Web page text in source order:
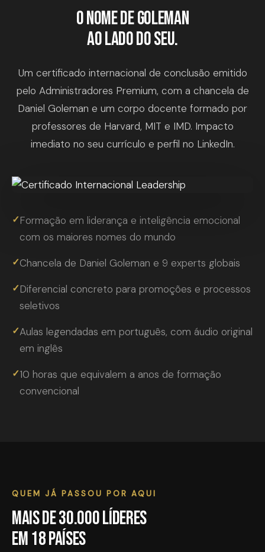
O nome de Goleman
ao lado do seu.
Um certificado internacional de conclusão emitido
pelo Administradores Premium, com a chancela de
Daniel Goleman e um corpo docente formado por
professores de Harvard, MIT e IMD. Impacto
imediato no seu currículo e perfil no LinkedIn.
✓Formação em liderança e inteligência emocional
com os maiores nomes do mundo
✓Chancela de Daniel Goleman e 9 experts globais
✓Diferencial concreto para promoções e processos
seletivos
✓Aulas legendadas em português, com áudio original
em inglês
✓10 horas que equivalem a anos de formação
convencional
QUEM JÁ PASSOU POR AQUI
Mais de 30.000 líderes
em 18 países